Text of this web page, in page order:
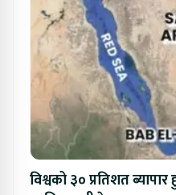
विश्वको ३० प्रतिशत